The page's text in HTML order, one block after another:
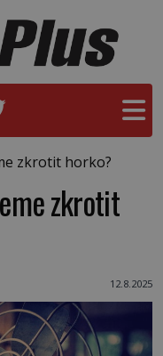
zkrotit horko?
zkrotit
12.8.2025